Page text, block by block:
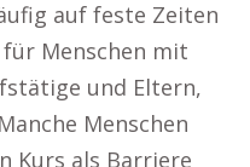
auf feste Zeiten
Menschen mit
und Eltern,
Menschen
Kurs als Barriere